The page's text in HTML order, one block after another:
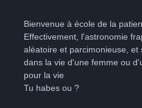
Bienvenue à école de la
Effectivement, l'astronomie
aléatoire et parcimonieuse, et
dans la vie d'une femme ou
pour la vie
Tu habes ou ?